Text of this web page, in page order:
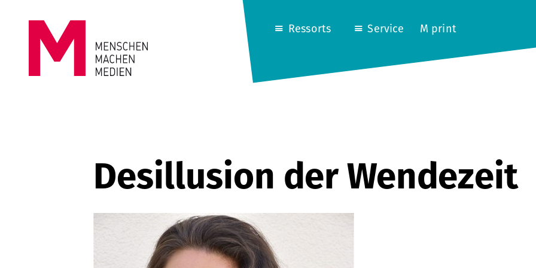
MEDIEN
Ressorts Service M print
Desillusion der Wendezeit